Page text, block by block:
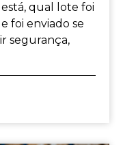
qual lote foi
foi enviado se
segurança,